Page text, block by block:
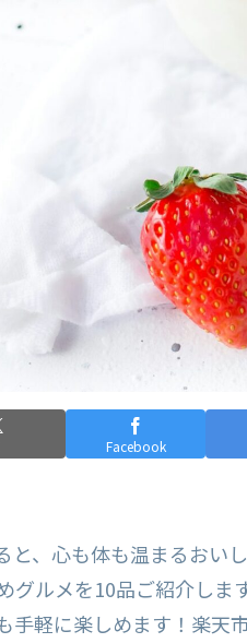
Facebook
と、心も体も温まるおい
グルメを10品ご紹介しま
手軽に楽しめます！楽天